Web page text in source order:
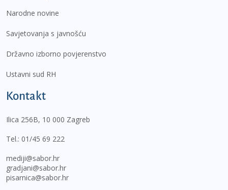
Narodne novine
Savjetovanja s javnošću
Državno izborno povjerenstvo
Ustavni sud RH
Kontakt
Ilica 256B, 10 000 Zagreb
Tel.: 01/45 69 222
mediji@sabor.hr
gradjani@sabor.hr
pisarnica@sabor.hr